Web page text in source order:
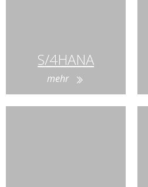
S/4HANA
mehr